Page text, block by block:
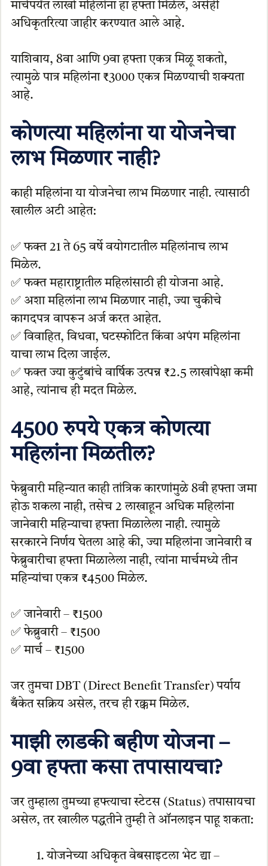
मार्चपर्यंत लाखो महिलांना हा हफ्ता मिळेल, असेही
अधिकृतरित्या जाहीर करण्यात आले आहे.
याशिवाय, 8वा आणि 9वा हफ्ता एकत्र मिळू शकतो,
त्यामुळे पात्र महिलांना ₹3000 एकत्र मिळण्याची शक्यता
आहे.
कोणत्या महिलांना या योजनेचा
लाभ मिळणार नाही?
काही महिलांना या योजनेचा लाभ मिळणार नाही. त्यासाठी
खालील अटी आहेत:
✅ फक्त 21 ते 65 वर्षे वयोगटातील महिलांनाच लाभ
मिळेल.
✅ फक्त महाराष्ट्रातील महिलांसाठी ही योजना आहे.
✅ अशा महिलांना लाभ मिळणार नाही, ज्या चुकीचे
कागदपत्र वापरून अर्ज करत आहेत.
✅ विवाहित, विधवा, घटस्फोटित किंवा अपंग महिलांना
याचा लाभ दिला जाईल.
✅ फक्त ज्या कुटुंबांचे वार्षिक उत्पन्न ₹2.5 लाखांपेक्षा कमी
आहे, त्यांनाच ही मदत मिळेल.
4500 रुपये एकत्र कोणत्या
महिलांना मिळतील?
फेब्रुवारी महिन्यात काही तांत्रिक कारणांमुळे 8वी हफ्ता जमा
होऊ शकला नाही, तसेच 2 लाखाहून अधिक महिलांना
जानेवारी महिन्याचा हफ्ता मिळालेला नाही. त्यामुळे
सरकारने निर्णय घेतला आहे की, ज्या महिलांना जानेवारी व
फेब्रुवारीचा हफ्ता मिळालेला नाही, त्यांना मार्चमध्ये तीन
महिन्यांचा एकत्र ₹4500 मिळेल.
✅ जानेवारी – ₹1500
✅ फेब्रुवारी – ₹1500
✅ मार्च – ₹1500
जर तुमचा DBT (Direct Benefit Transfer) पर्याय
बँकेत सक्रिय असेल, तरच ही रक्कम मिळेल.
माझी लाडकी बहीण योजना –
9वा हफ्ता कसा तपासायचा?
जर तुम्हाला तुमच्या हफ्त्याचा स्टेटस (Status) तपासायचा
असेल, तर खालील पद्धतीने तुम्ही ते ऑनलाइन पाहू शकता:
योजनेच्या अधिकृत वेबसाइटला भेट द्या –